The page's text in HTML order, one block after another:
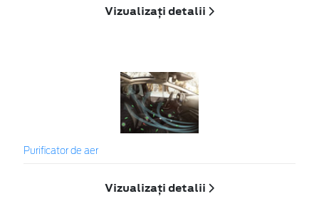
Vizualizați detalii
Purificator de aer
Vizualizați detalii